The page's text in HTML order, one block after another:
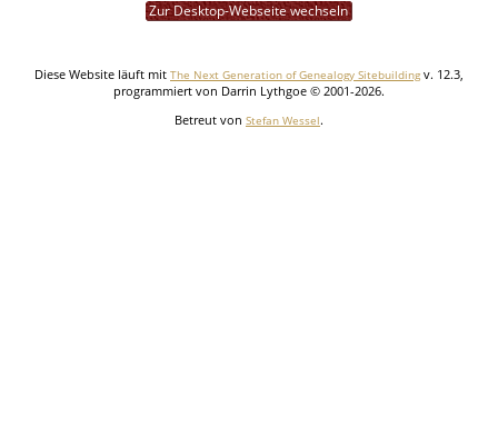
Zur Desktop-Webseite wechseln
Diese Website läuft mit The Next Generation of Genealogy Sitebuilding v. 12.3,
programmiert von Darrin Lythgoe © 2001-2026.
Betreut von Stefan Wessel.